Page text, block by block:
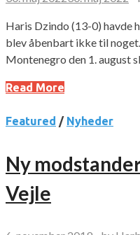
Haris Dzindo (13-0) havde
blev åbenbart ikke til
Montenegro den 1. august
Read More
Featured / Nyheder
Ny
Vejle